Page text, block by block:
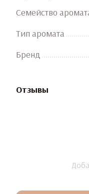
Семейство
Тип аромата
Бренд
Отзывы